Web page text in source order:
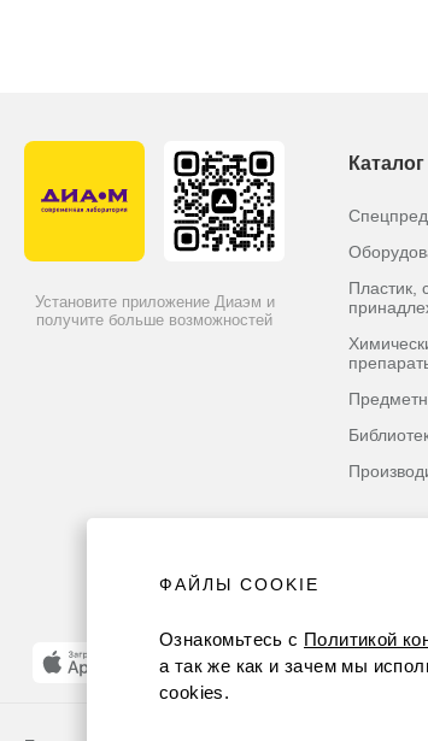
Установите приложение Диаэм и
получите больше возможностей
Каталог
Пластик,
ФАЙЛЫ COOKIE
Ознакомьтесь с Политикой
а так же как и зачем мы
cookies.